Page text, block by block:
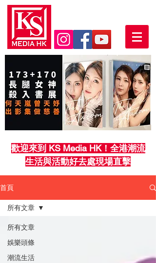
歡迎來到 KS Media HK！全港潮流
生活與活動好去處現場直擊
首頁
所有文章
娛樂頭條
潮流生活
所有文章